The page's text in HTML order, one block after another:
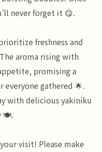
never forget it 😋.
freshness and
aroma rising with
promising a
gathered 🌟.
with delicious yakiniku
🍽.
visit! Please make